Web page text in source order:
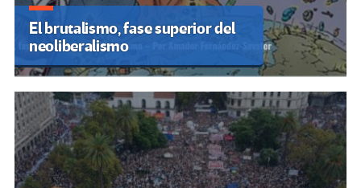
El brutalismo, fase superior del
neoliberalismo